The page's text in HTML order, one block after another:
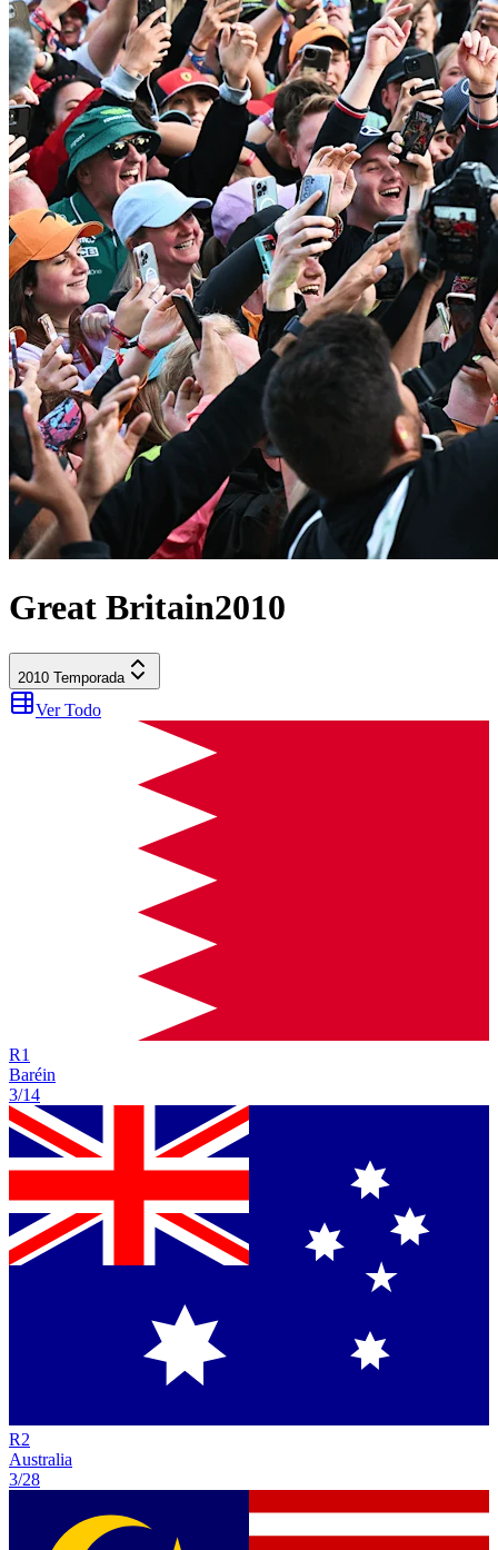
Great Britain2010
2010 Temporada
Ver Todo
R1
Baréin
3/14
R2
Australia
3/28